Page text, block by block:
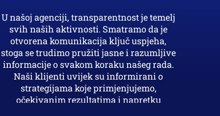
U našoj agenciji, transparentnost je temelj
svih naših aktivnosti. Smatramo da je
otvorena komunikacija ključ uspjeha,
stoga se trudimo pružiti jasne i razumljive
informacije o svakom koraku našeg rada.
Naši klijenti uvijek su informirani o
strategijama koje primjenjujemo,
očekivanim rezultatima i napretku